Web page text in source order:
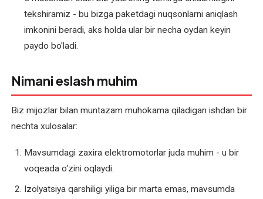
tekshiramiz - bu bizga paketdagi nuqsonlarni aniqlash
imkonini beradi, aks holda ular bir necha oydan keyin
paydo bo'ladi.
Nimani eslash muhim
Biz mijozlar bilan muntazam muhokama qiladigan ishdan bir
nechta xulosalar:
Mavsumdagi zaxira elektromotorlar juda muhim - u bir
voqeada o‘zini oqlaydi.
Izolyatsiya qarshiligi yiliga bir marta emas, mavsumda